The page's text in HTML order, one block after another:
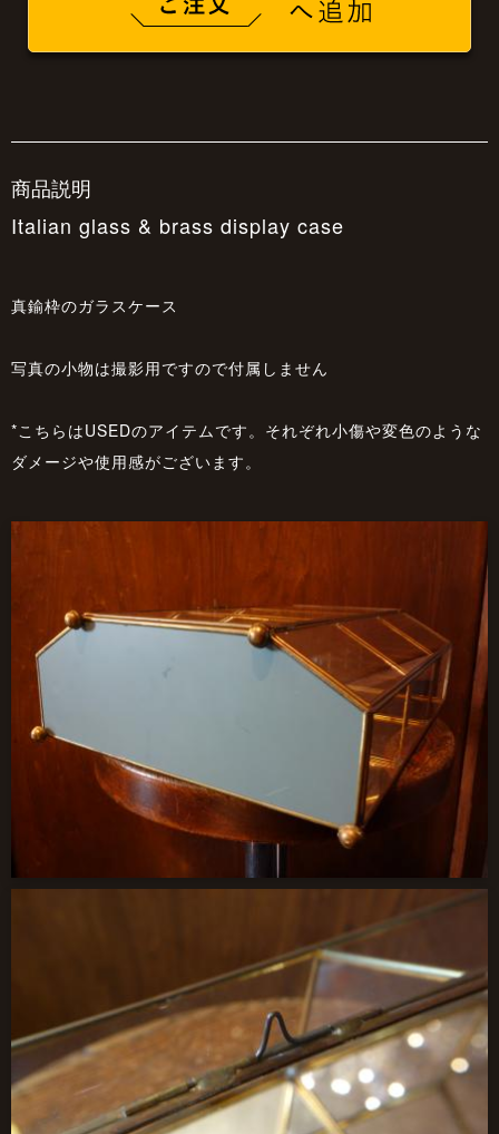
商品説明
Italian glass & brass display case
真鍮枠のガラスケース
写真の小物は撮影用ですので付属しません
*こちらはUSEDのアイテムです。それぞれ小傷や変色のような
ダメージや使用感がございます。